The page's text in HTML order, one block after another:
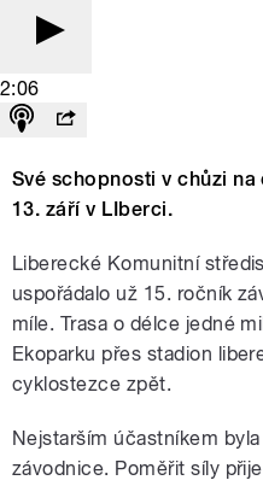
2:06
Své schopnosti v chůzi
13. září v LIberci.
Liberecké Komunitní
uspořádalo už 15. ročník
míle. Trasa o délce jedné
Ekoparku přes stadion
cyklostezce zpět.
Nejstarším účastníkem
závodnice. Poměřit síly